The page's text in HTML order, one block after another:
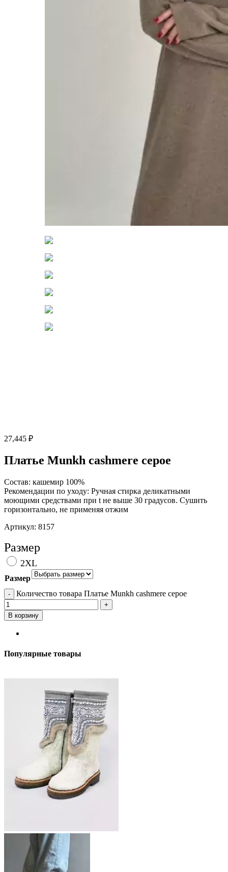
27,445 ₽
Платье Munkh cashmere серое
Состав: кашемир 100%
Рекомендации по уходу: Ручная стирка деликатными
моющими средствами при t не выше 30 градусов. Сушить
горизонтально, не применяя отжим
Артикул: 8157
Размер
2XL
Размер
Количество товара Платье Munkh cashmere серое
В корзину
Популярные товары